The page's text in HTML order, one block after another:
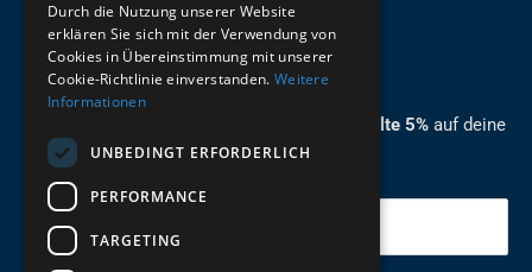
ZUM NEWSLETTER ANMELDEN
Melde dich jetzt zum Newsletter an und erhalte 5% auf deine
erste Bestellung.
Deine Email
German
Durch die Nutzung unserer Website
erklären Sie sich mit der Verwendung von
Cookies in Übereinstimmung mit unserer
Cookie-Richtlinie einverstanden. Weitere
Informationen
UNBEDINGT ERFORDERLICH
PERFORMANCE
TARGETING